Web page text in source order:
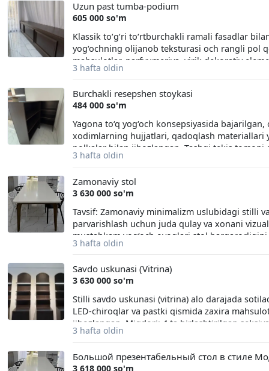
Uzun past tumba-podium
605 000 so'm
Klassik to‘g‘ri to‘rtburchakli ramali fasadlar
yog‘ochning olijanob teksturasi och rangli pol
mahsulotlar, parfyumeriya, yirik dekorativ
foydalanish mumkin. Kengligi: 150 sm
3 hafta oldin
Burchakli resepshen stoykasi
484 000 so'm
Yagona to‘q yog‘och konsepsiyasida
xodimlarning hujjatlari, qadoqlash materiallari
polkalar bilan jihozlangan. Tashqi tekis tomoni
yoki kassa zonasi vazifasini mukammal
3 hafta oldin
Zamonaviy stol
3 630 000 so'm
Tavsif: Zamonaviy minimalizm uslubidagi stilli
parvarishlash uchun juda qulay va xonani
mustahkam yog‘och oyoqlari stol
uchun ham, ofis yoki shourumlar uchun
3 hafta oldin
Savdo uskunasi (Vitrina)
3 630 000 so'm
Stilli savdo uskunasi (vitrina) alo darajada
LED-chiroqlar va pastki qismida zaxira
jihozlangan. Miqdori: 4 ta birlashtirilgan
ishchi holatda.
3 hafta oldin
Большой презентабельный стол в стиле
3 618 000 so'm